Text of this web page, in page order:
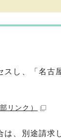
し、「名古
部リンク）
は、別途請